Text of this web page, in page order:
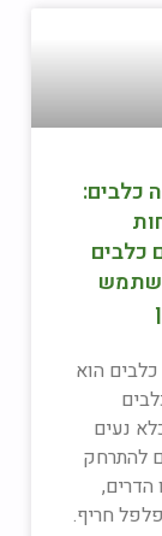
כלבים:
כלבים
הוא
נעים
להתרחק
הדרים,
חריף.